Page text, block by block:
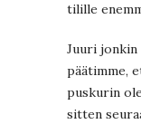
tilille
Juuri jonkin
päätimme,
puskurin
sitten